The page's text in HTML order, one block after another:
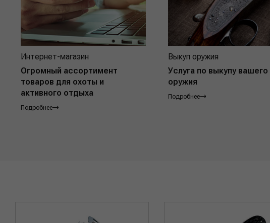
Интернет-магазин
Огромный ассортимент
товаров для охоты и
активного отдыха
Подробнее
Выкуп оружия
Услуга по выкупу вашего
оружия
Подробнее